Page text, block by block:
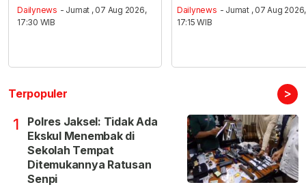
Dailynews - Jumat , 07 Aug 2026,
17:30 WIB
Dailynews - Jumat , 07 Aug 2026,
17:15 WIB
Terpopuler >
1
Polres Jaksel: Tidak Ada
Ekskul Menembak di
Sekolah Tempat
Ditemukannya Ratusan
Senpi